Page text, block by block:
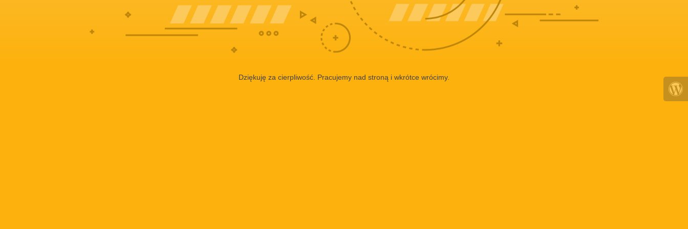
Dziękuję za cierpliwość. Pracujemy nad stroną i wkrótce wrócimy.